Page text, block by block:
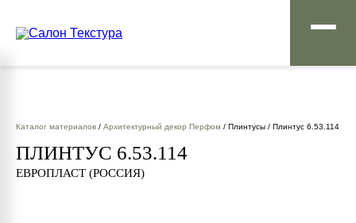
Каталог материалов / Архитектурный декор Перфом / Плинтусы / Плинтус 6.53.114
ПЛИНТУС 6.53.114
ЕВРОПЛАСТ (РОССИЯ)